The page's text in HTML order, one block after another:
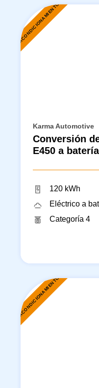
REACONDICIONAMIENTO
Karma Automotive
Conversión
E450 a
120 kWh
Eléctrico a
Categoría 4
REACONDICIONAMIENTO